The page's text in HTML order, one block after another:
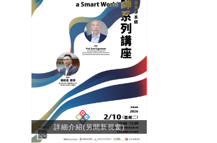
詳細介紹(另開新視窗)